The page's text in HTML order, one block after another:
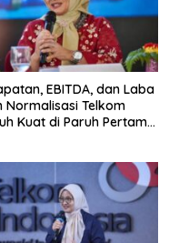
EBITDA, dan Laba
Normalisasi Telkom
Kuat di Paruh Pertama